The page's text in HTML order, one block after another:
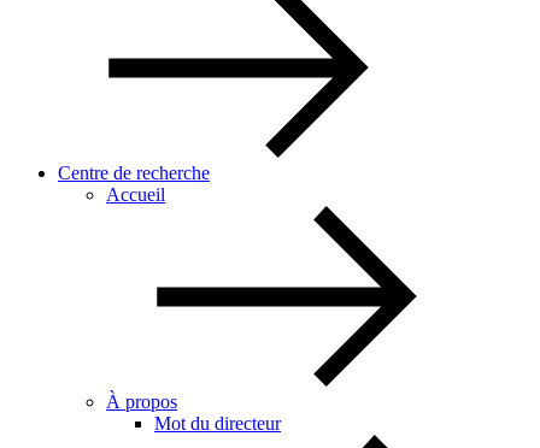
Centre de recherche
Accueil
À propos
Mot du directeur